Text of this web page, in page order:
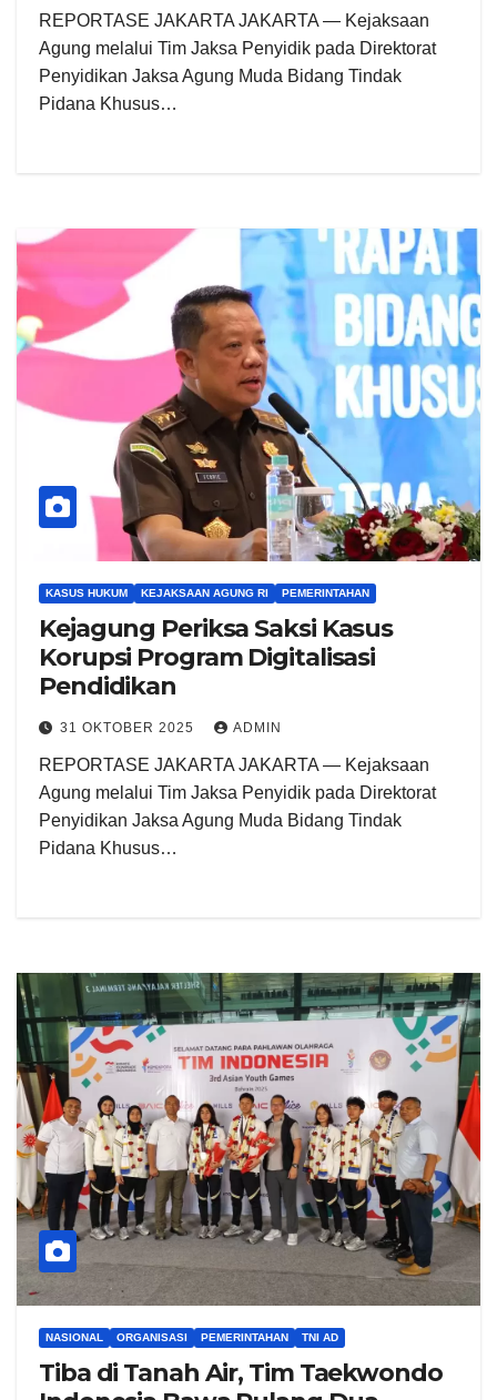
REPORTASE JAKARTA JAKARTA — Kejaksaan
Agung melalui Tim Jaksa Penyidik pada Direktorat
Penyidikan Jaksa Agung Muda Bidang Tindak
Pidana Khusus…
KASUS HUKUM KEJAKSAAN AGUNG RI PEMERINTAHAN
Kejagung Periksa Saksi Kasus
Korupsi Program Digitalisasi
Pendidikan
31 OKTOBER 2025 ADMIN
REPORTASE JAKARTA JAKARTA — Kejaksaan
Agung melalui Tim Jaksa Penyidik pada Direktorat
Penyidikan Jaksa Agung Muda Bidang Tindak
Pidana Khusus…
NASIONAL ORGANISASI PEMERINTAHAN TNI AD
Tiba di Tanah Air, Tim Taekwondo